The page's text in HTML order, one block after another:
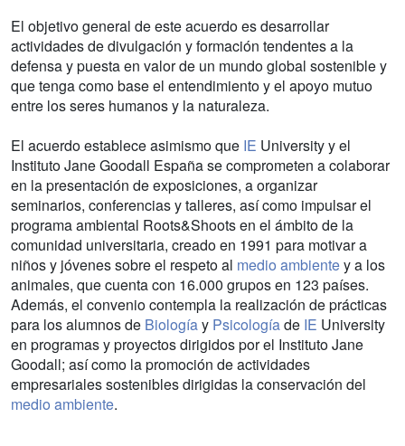
El objetivo general de este acuerdo es desarrollar
actividades de divulgación y formación tendentes a la
defensa y puesta en valor de un mundo global sostenible y
que tenga como base el entendimiento y el apoyo mutuo
entre los seres humanos y la naturaleza.
El acuerdo establece asimismo que IE University y el
Instituto Jane Goodall España se comprometen a colaborar
en la presentación de exposiciones, a organizar
seminarios, conferencias y talleres, así como impulsar el
programa ambiental Roots&Shoots en el ámbito de la
comunidad universitaria, creado en 1991 para motivar a
niños y jóvenes sobre el respeto al medio ambientey a los
animales, que cuenta con 16.000 grupos en 123 países.
Además, el convenio contempla la realización de prácticas
para los alumnos de Biologíay Psicologíade IE University
en programas y proyectos dirigidos por el Instituto Jane
Goodall; así como la promoción de actividades
empresariales sostenibles dirigidas la conservación del
medio ambiente.